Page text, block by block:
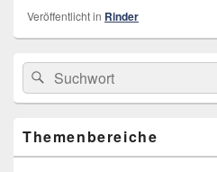
Veröffentlicht in Rinder
Primärer
Seitenleisten
Widget-
Bereich
Search
for:
Suche
Themenbereiche